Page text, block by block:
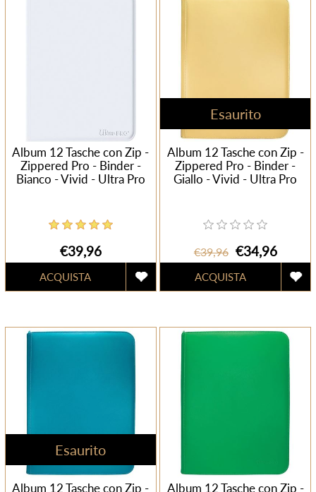
Album 12 Tasche con Zip -
Zippered Pro - Binder -
Bianco - Vivid - Ultra Pro
€39,96
Esaurito
Album 12 Tasche con Zip -
Zippered Pro - Binder -
Giallo - Vivid - Ultra Pro
€39,96 €34,96
Esaurito
Album 12 Tasche con Zip -
Album 12 Tasche con Zip -